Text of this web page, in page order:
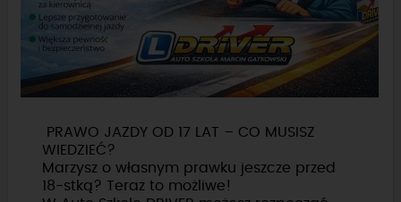
PRAWO JAZDY OD 17 LAT – CO MUSISZ
WIEDZIEĆ?
Marzysz o własnym prawku jeszcze przed
18-stką? Teraz to możliwe!